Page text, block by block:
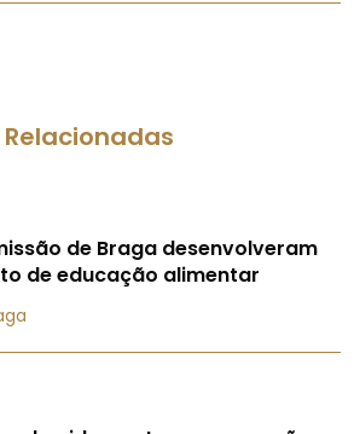
Relacionadas
de Braga desenvolveram
de educação alimentar